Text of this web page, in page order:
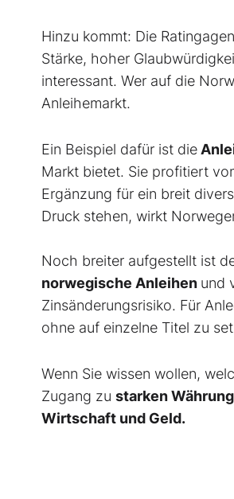
Hinzu kommt: Die
Stärke, hoher
interessant. Wer auf die
Anleihemarkt.
Ein Beispiel dafür ist die
Markt bietet. Sie profitiert
Ergänzung für ein breit
Druck stehen, wirkt
Noch breiter aufgestellt ist
norwegische Anleihen und
Zinsänderungsrisiko. Für
ohne auf einzelne Titel zu
Wenn Sie wissen wollen,
Zugang zu starken
Wirtschaft und Geld.